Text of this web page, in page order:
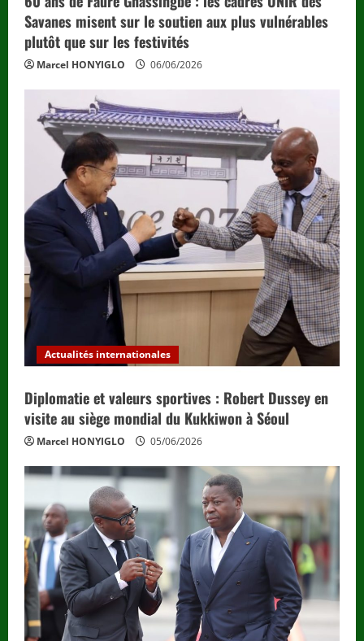
Savanes misent sur le soutien aux plus vulnérables
plutôt que sur les festivités
Marcel HONYIGLO 06/06/2026
Actualités internationales
Diplomatie et valeurs sportives : Robert Dussey en
visite au siège mondial du Kukkiwon à Séoul
Marcel HONYIGLO 05/06/2026